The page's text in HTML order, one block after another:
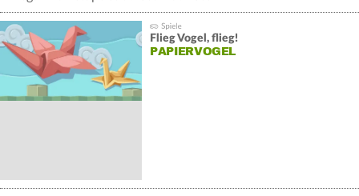
Bis in schwindelerregende Höhen.
Flieg Vogel, flieg!
PAPIERVOGEL